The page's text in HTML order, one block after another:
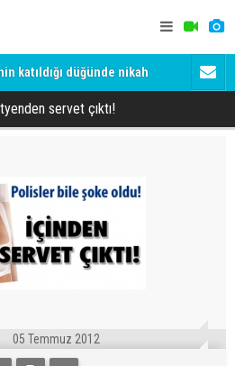
katıldığı düğünde nikah Gülistan
servet çıktı!
05 Temmuz 2012